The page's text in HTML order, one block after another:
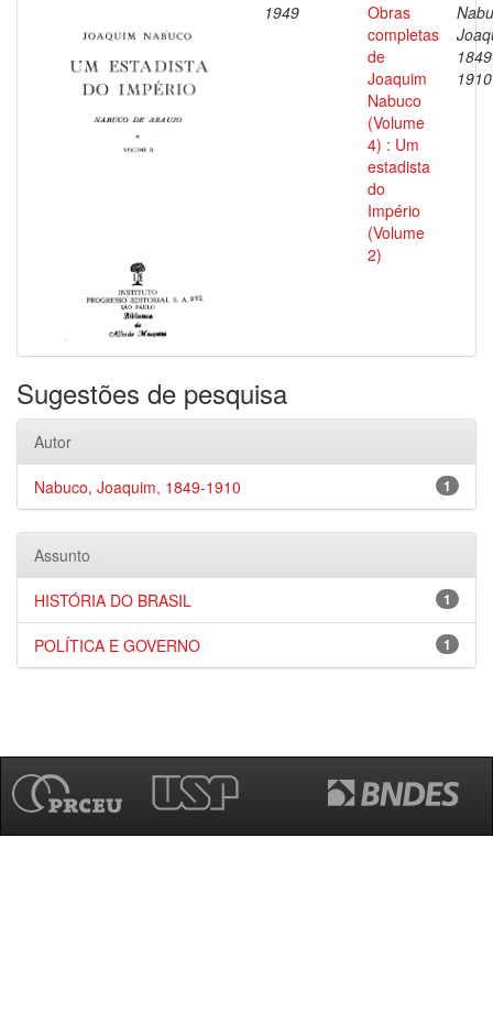
1949
Obras
completas
de
Joaquim
Nabuco
(Volume
4) : Um
estadista
do
Império
(Volume
2)
1910
Sugestões de pesquisa
Autor
1
Nabuco, Joaquim, 1849-1910
Assunto
1
HISTÓRIA DO BRASIL
1
POLÍTICA E GOVERNO